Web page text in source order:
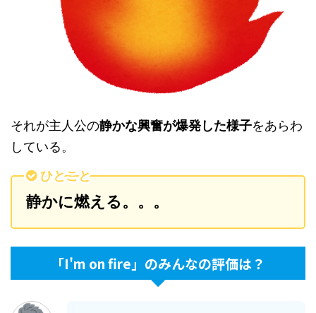
それが主人公の静かな興奮が爆発した様子をあらわ
している。
ひとこと
静かに燃える。。。
「I'm on fire」のみんなの評価は？